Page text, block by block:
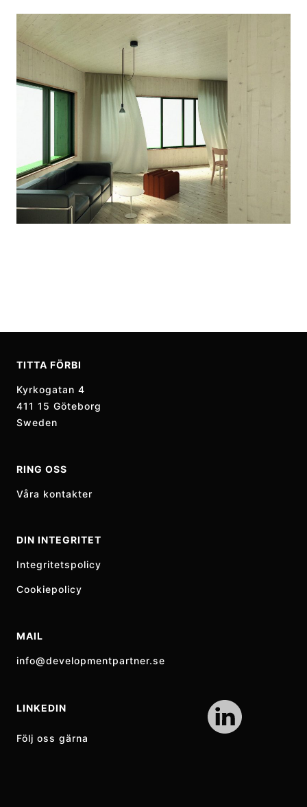
TITTA FÖRBI
Kyrkogatan 4
411 15 Göteborg
Sweden
RING OSS
Våra kontakter
DIN INTEGRITET
Integritetspolicy
Cookiepolicy
MAIL
info@developmentpartner.se
LINKEDIN
Följ oss gärna